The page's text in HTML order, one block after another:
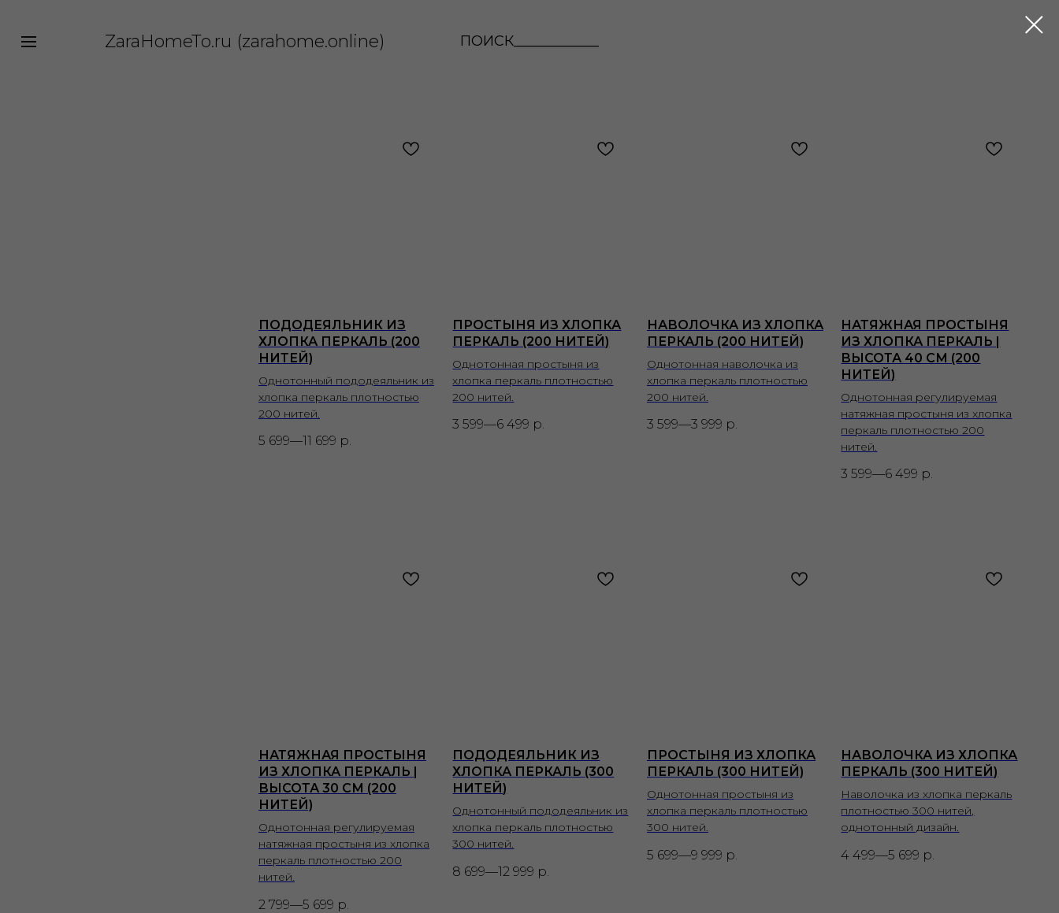
||| ПОИСК____________
ZaraHomeTo.ru (zarahome.online)
ПОДОДЕЯЛЬНИК ИЗ
ХЛОПКА ПЕРКАЛЬ (200
НИТЕЙ)
Однотонный пододеяльник из
хлопка перкаль плотностью
200 нитей.
5 699—11 699 р.
ПРОСТЫНЯ ИЗ ХЛОПКА
ПЕРКАЛЬ (200 НИТЕЙ)
Однотонная простыня из
хлопка перкаль плотностью
200 нитей.
3 599—6 499 р.
НАВОЛОЧКА ИЗ ХЛОПКА
ПЕРКАЛЬ (200 НИТЕЙ)
Однотонная наволочка из
хлопка перкаль плотностью
200 нитей.
3 599—3 999 р.
НАТЯЖНАЯ ПРОСТЫНЯ
ИЗ ХЛОПКА ПЕРКАЛЬ |
ВЫСОТА 40 СМ (200
НИТЕЙ)
Однотонная регулируемая
натяжная простыня из хлопка
перкаль плотностью 200
нитей.
3 599—6 499 р.
НАТЯЖНАЯ ПРОСТЫНЯ
ИЗ ХЛОПКА ПЕРКАЛЬ |
ВЫСОТА 30 СМ (200
НИТЕЙ)
Однотонная регулируемая
натяжная простыня из хлопка
перкаль плотностью 200
нитей.
2 799—5 699 р.
ПОДОДЕЯЛЬНИК ИЗ
ХЛОПКА ПЕРКАЛЬ (300
НИТЕЙ)
Однотонный пододеяльник из
хлопка перкаль плотностью
300 нитей.
8 699—12 999 р.
ПРОСТЫНЯ ИЗ ХЛОПКА
ПЕРКАЛЬ (300 НИТЕЙ)
Однотонная простыня из
хлопка перкаль плотностью
300 нитей.
5 699—9 999 р.
НАВОЛОЧКА ИЗ ХЛОПКА
ПЕРКАЛЬ (300 НИТЕЙ)
Наволочка из хлопка перкаль
плотностью 300 нитей,
однотонный дизайн.
4 499—5 699 р.